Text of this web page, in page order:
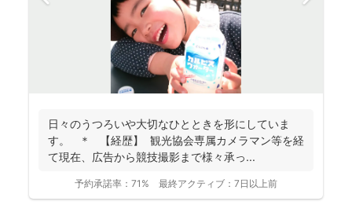
日々のうつろいや大切なひとときを形にしていま
す。 ＊ 【経歴】 観光協会専属カメラマン等を経
て現在、広告から競技撮影まで様々承っ...
予約承諾率： 71% 最終アクティブ： 7日以上前